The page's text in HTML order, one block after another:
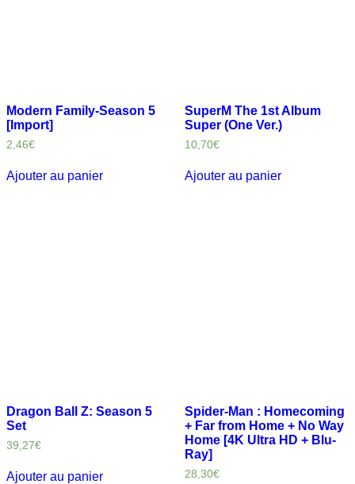
Modern Family-Season 5
[Import]
2,46€
Ajouter au panier
SuperM The 1st Album
Super (One Ver.)
10,70€
Ajouter au panier
Dragon Ball Z: Season 5
Set
39,27€
Ajouter au panier
Spider-Man : Homecoming
+ Far from Home + No Way
Home [4K Ultra HD + Blu-
Ray]
28,30€